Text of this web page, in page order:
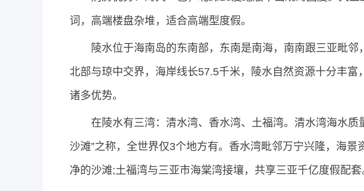
词，高端楼盘杂堆，适合高端型度假。
陵水位于海南岛的东南部，东南是南海，南南跟三亚毗邻
北部与琼中交界，海岸线长57.5千米，陵水自然资源十分丰
诸多优势。
在陵水有三湾：清水湾、香水湾、土福湾。清水湾海水质
沙滩”之称，全世界仅3个地方有。香水湾毗邻万宁兴隆，海
净的沙滩;土福湾与三亚市海棠湾接壤，共享三亚千亿度假配套